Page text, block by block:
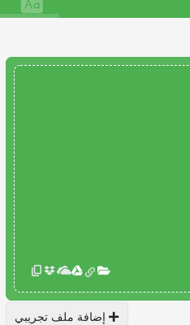
إضافة ملف تجريبي